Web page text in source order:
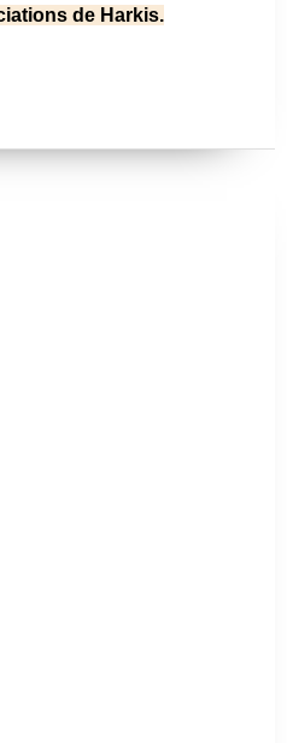
de Harkis.